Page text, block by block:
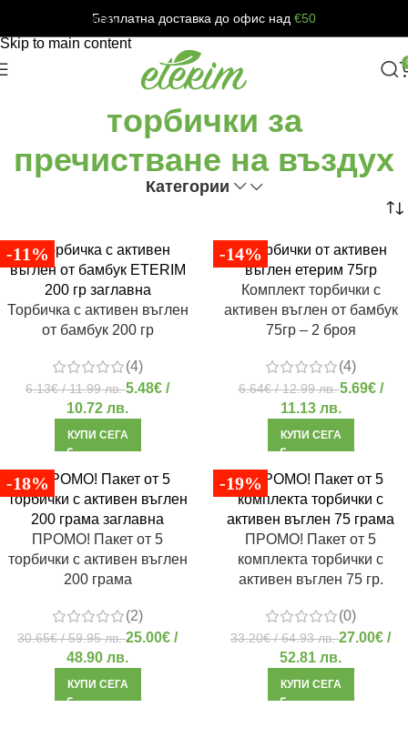
Skip to navigation
Skip to main content
Безплатна доставка до офис над €50
торбички за
пречистване на въздух
Категории
-11%
Торбичка с активен въглен
от бамбук 200 гр
(4)
6.13€/ 11.99 лв.5.48€ /
10.72 лв.
КУПИ СЕГА
-14%
Комплект торбички с
активен въглен от бамбук
75гр – 2 броя
(4)
6.64€/ 12.99 лв.5.69€/
11.13 лв.
КУПИ СЕГА
-18%
ПРОМО! Пакет от 5
торбички с активен въглен
200 грама
(2)
30.65€/ 59.95 лв.25.00€ /
48.90 лв.
КУПИ СЕГА
-19%
ПРОМО! Пакет от 5
комплекта торбички с
активен въглен 75 гр.
(0)
33.20€/ 64.93 лв.27.00€ /
52.81 лв.
КУПИ СЕГА